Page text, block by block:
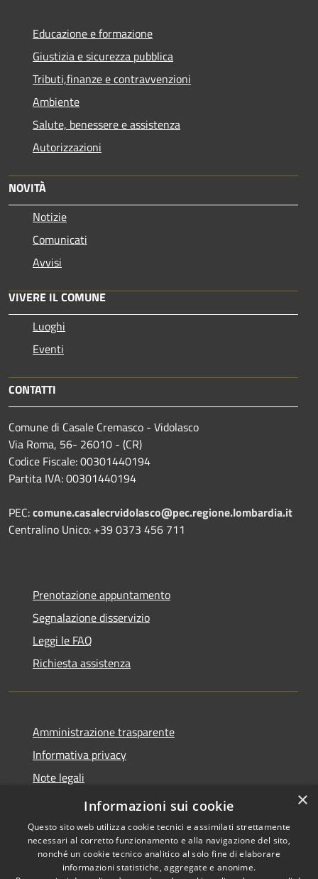
Educazione e formazione
Giustizia e sicurezza pubblica
Tributi,finanze e contravvenzioni
Ambiente
Salute, benessere e assistenza
Autorizzazioni
NOVITÀ
Notizie
Comunicati
Avvisi
VIVERE IL COMUNE
Luoghi
Eventi
CONTATTI
Comune di Casale Cremasco - Vidolasco
Via Roma, 56- 26010 - (CR)
Codice Fiscale: 00301440194
Partita IVA: 00301440194
PEC:comune.casalecrvidolasco@pec.regione.lombardia.it
Centralino Unico: +39 0373 456 711
Prenotazione appuntamento
Segnalazione disservizio
Leggi le FAQ
Richiesta assistenza
Amministrazione trasparente
Informativa privacy
Note legali
Dichiarazione di accessibilità
Copyright © 2026 • Comune di
×
Informazioni sui cookie
Questo sito web utilizza cookie tecnici e assimilati strettamente
necessari al corretto funzionamento e alla navigazione del sito,
nonché un cookie tecnico analitico al solo fine di elaborare
informazioni statistiche, aggregate e anonime.